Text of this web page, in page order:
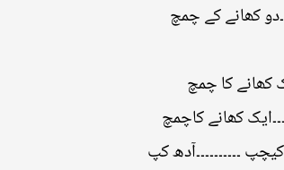
کھانے کے چمچ
کھانے کا چمچ
کھانے کاچمچ
۔۔۔۔۔۔۔۔۔۔آدھ کپ